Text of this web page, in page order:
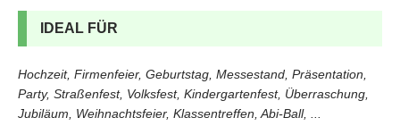
IDEAL FÜR
Hochzeit, Firmenfeier, Geburtstag, Messestand, Präsentation,
Party, Straßenfest, Volksfest, Kindergartenfest, Überraschung,
Jubiläum, Weihnachtsfeier, Klassentreffen, Abi-Ball, ...